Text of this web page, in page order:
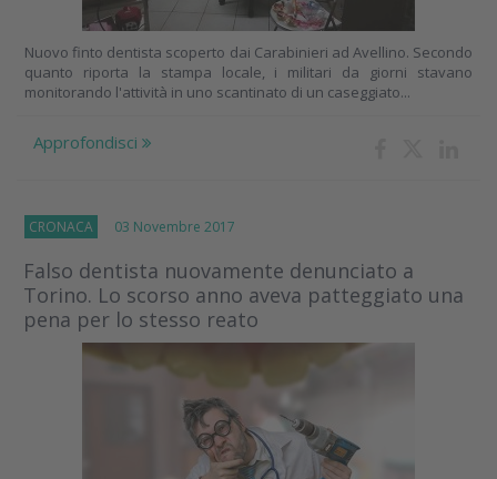
Nuovo finto dentista scoperto dai Carabinieri ad Avellino. Secondo
quanto riporta la stampa locale, i militari da giorni stavano
monitorando l'attività in uno scantinato di un caseggiato...
Approfondisci
CRONACA 03 Novembre 2017
Falso dentista nuovamente denunciato a
Torino. Lo scorso anno aveva patteggiato una
pena per lo stesso reato